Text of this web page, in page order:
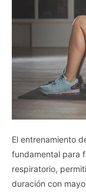
El entrenamiento
fundamental para
respiratorio,
duración con